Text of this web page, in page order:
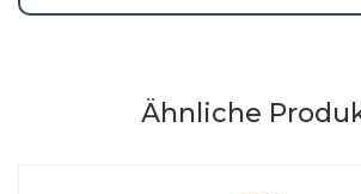
Ähnliche